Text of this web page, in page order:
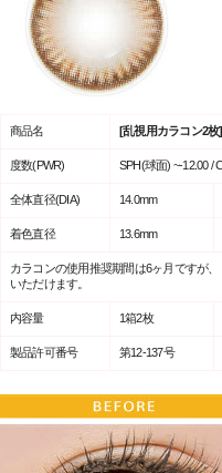
商品名 [乱視用カラコン2枚]
度数(PWR) SPH(球面) ~-12.00 /
全体直径(DIA) 14.0mm
着色直径 13.6mm
カラコンの使用推奨期間は6ヶ月ですが
いただけます。
内容量 1箱2枚
製品許可番号 第12-137号